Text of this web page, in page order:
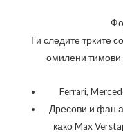
Ги следите трките
омилени тимови
Ferrari,
Дресови и фан
како Max